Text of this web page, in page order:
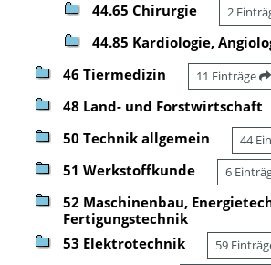
44.65 Chirurgie 2
44.85 Kardiologie,
46 Tiermedizin 11 Einträge
48 Land- und Forstwirtschaft
50 Technik allgemein 44
51 Werkstoffkunde 6
52 Maschinenbau,
Fertigungstechnik
53 Elektrotechnik 59